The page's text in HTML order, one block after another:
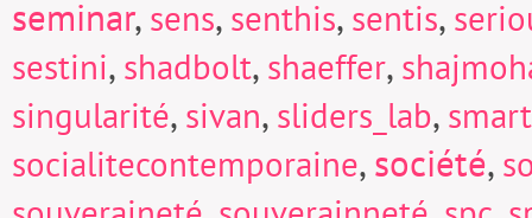
seminar, sens, senthis, sentis,
sestini, shadbolt, shaeffer,
singularité, sivan, sliders_lab,
socialitecontemporaine,société,